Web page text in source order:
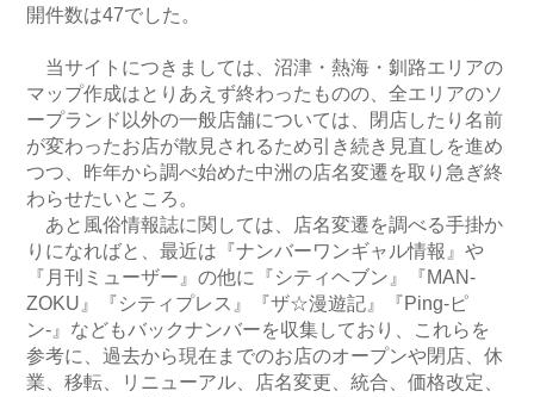
開件数は47でした。
当サイトにつきましては、沼津・熱海・釧路エリアの
マップ作成はとりあえず終わったものの、全エリアのソ
ープランド以外の一般店舗については、閉店したり名前
が変わったお店が散見されるため引き続き見直しを進め
つつ、昨年から調べ始めた中洲の店名変遷を取り急ぎ終
わらせたいところ。
あと風俗情報誌に関しては、店名変遷を調べる手掛か
りになればと、最近は『ナンバーワンギャル情報』や
『月刊ミューザー』の他に『シティヘブン』『MAN-
ZOKU』『シティプレス』『ザ☆漫遊記』『Ping-ピ
ン-』などもバックナンバーを収集しており、これらを
参考に、過去から現在までのお店のオープンや閉店、休
業、移転、リニューアル、店名変更、統合、価格改定、